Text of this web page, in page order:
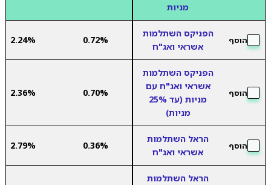
מניות
הוסף
הפניקס השתלמות
אשראי ואג"ח
0.72%
2.24%
הוסף
הפניקס השתלמות
אשראי ואג"ח עם
מניות (עד 25%
מניות)
0.70%
2.36%
הוסף
הראל השתלמות
אשראי ואג"ח
0.36%
2.79%
הראל השתלמות